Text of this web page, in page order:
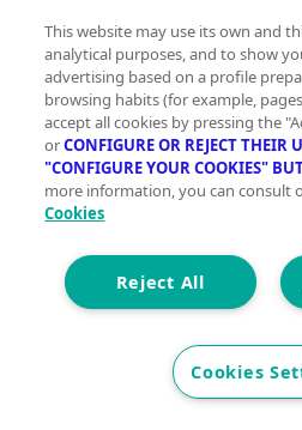
una opción especialmente
buscan calidad de vida,
día a día.~~Una excelente
la vivienda ideal en un
This website may use its own and
analytical purposes, and to show
advertising based on a profile
browsing habits (for example,
accept all cookies by pressing the
orCONFIGURE OR REJECT THEIR
"CONFIGURE YOUR COOKIES"
more information, you can consult
Cookies
Reject All
Cookies